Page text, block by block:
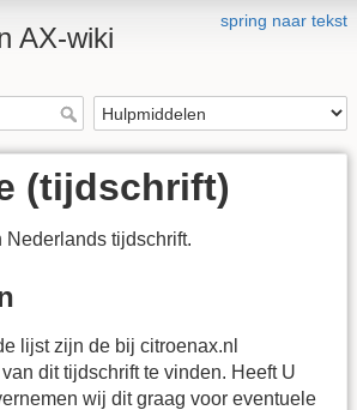
spring naar tekst
AX-wiki
(tijdschrift)
Nederlands tijdschrift.
lijst zijn de bij citroenax.nl
dit tijdschrift te vinden. Heeft U
wij dit graag voor eventuele